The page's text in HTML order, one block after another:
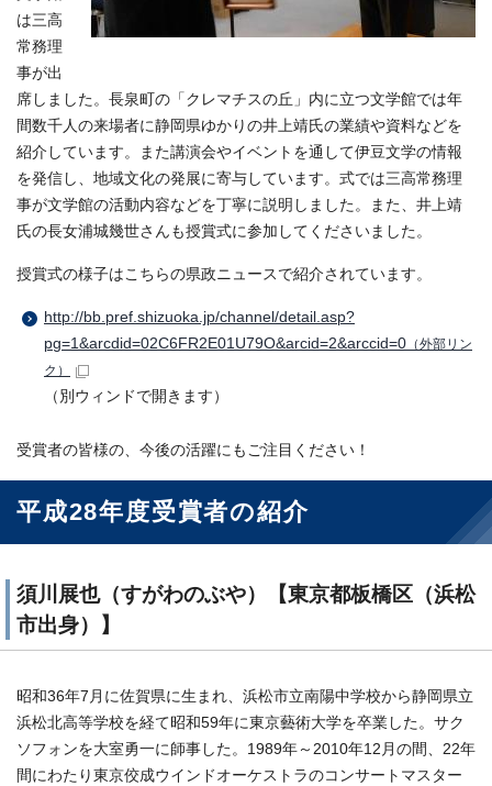
は三高
常務理
事が出
席しました。長泉町の「クレマチスの丘」内に立つ文学館では年
間数千人の来場者に静岡県ゆかりの井上靖氏の業績や資料などを
紹介しています。また講演会やイベントを通して伊豆文学の情報
を発信し、地域文化の発展に寄与しています。式では三高常務理
事が文学館の活動内容などを丁寧に説明しました。また、井上靖
氏の長女浦城幾世さんも授賞式に参加してくださいました。
授賞式の様子はこちらの県政ニュースで紹介されています。
http://bb.pref.shizuoka.jp/channel/detail.asp?
pg=1&arcdid=02C6FR2E01U79O&arcid=2&arccid=0 （外部リン
ク）
（別ウィンドで開きます）
受賞者の皆様の、今後の活躍にもご注目ください！
平成28年度受賞者の紹介
須川展也（すがわのぶや）【東京都板橋区（浜松
市出身）】
昭和36年7月に佐賀県に生まれ、浜松市立南陽中学校から静岡県立
浜松北高等学校を経て昭和59年に東京藝術大学を卒業した。サク
ソフォンを大室勇一に師事した。1989年～2010年12月の間、22年
間にわたり東京佼成ウインドオーケストラのコンサートマスター